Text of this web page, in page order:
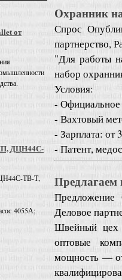
от
ДЦН44С-
ТВ-Т,
4055А;
Охранник
Спрос
партнерство,
"Для работы
набор
Условия:
- Официальное
- Вахтовый
- Зарплата: от
- Патент,
Предлагаем
Предложение
Деловое
Швейный цех
оптовые
мощность —